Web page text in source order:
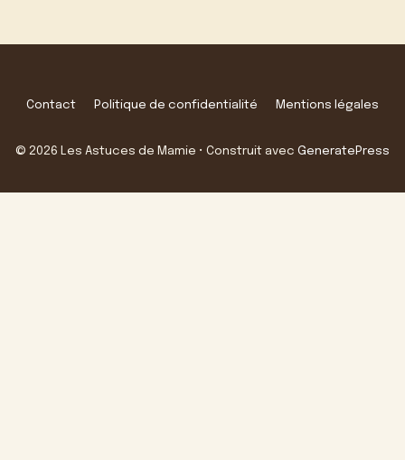
Contact Politique de confidentialité Mentions légales
© 2026 Les Astuces de Mamie • Construit avec GeneratePress